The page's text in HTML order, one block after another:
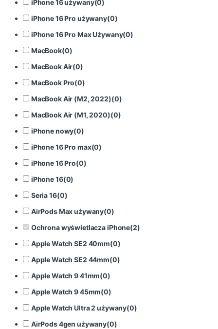
iPhone 16 używany(0)
iPhone 16 Pro używany(0)
iPhone 16 Pro Max Używany(0)
MacBook(0)
MacBook Air(0)
MacBook Pro(0)
MacBook Air (M2, 2022)(0)
MacBook Air (M1, 2020)(0)
iPhone nowy(0)
iPhone 16 Pro max(0)
iPhone 16 Pro(0)
iPhone 16(0)
Seria 16(0)
AirPods Max używany(0)
Ochrona wyświetlacza iPhone(2)
Apple Watch SE2 40mm(0)
Apple Watch SE2 44mm(0)
Apple Watch 9 41mm(0)
Apple Watch 9 45mm(0)
Apple Watch Ultra 2 używany(0)
AirPods 4gen używany(0)